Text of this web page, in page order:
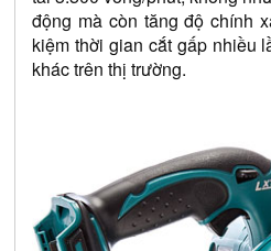
động mà còn tăng độ chính
kiệm thời gian cắt gấp nhiều
khác trên thị trường.